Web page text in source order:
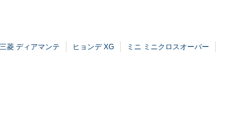
三菱 ディアマンテ ヒョンデ XG
ミニ ミニクロスオーバー